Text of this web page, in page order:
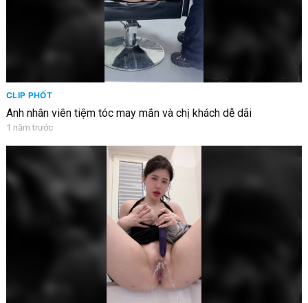
CLIP PHỐT
Anh nhân viên tiệm tóc may mắn và chị khách dễ dãi
1 năm trước